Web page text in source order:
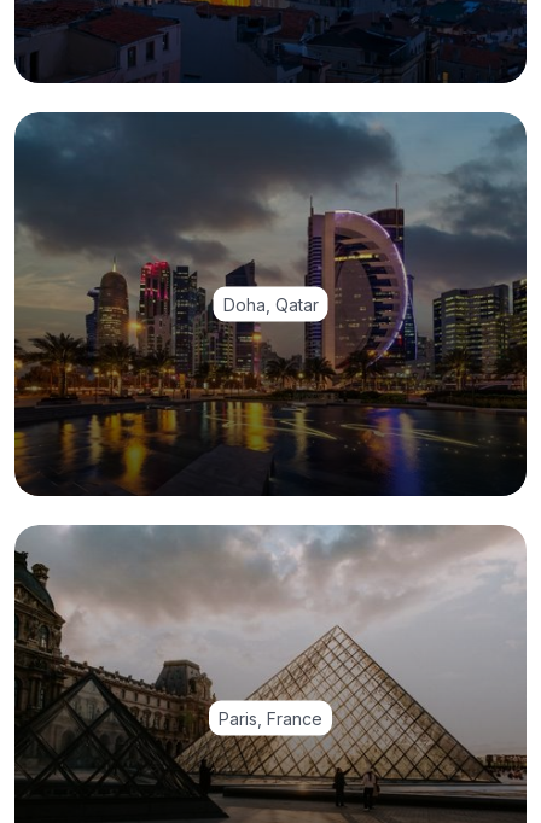
Doha, Qatar
Paris, France